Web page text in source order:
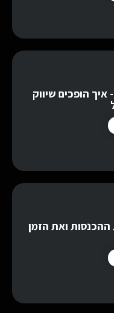
איך הופכים שיווק
ההכנסות ואת הזמן